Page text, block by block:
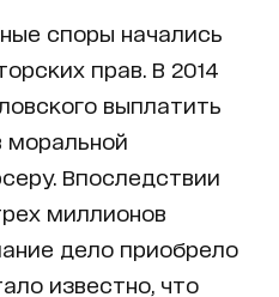
споры начались
прав. В 2014
выплатить
моральной
Впоследствии
миллионов
дело приобрело
известно, что